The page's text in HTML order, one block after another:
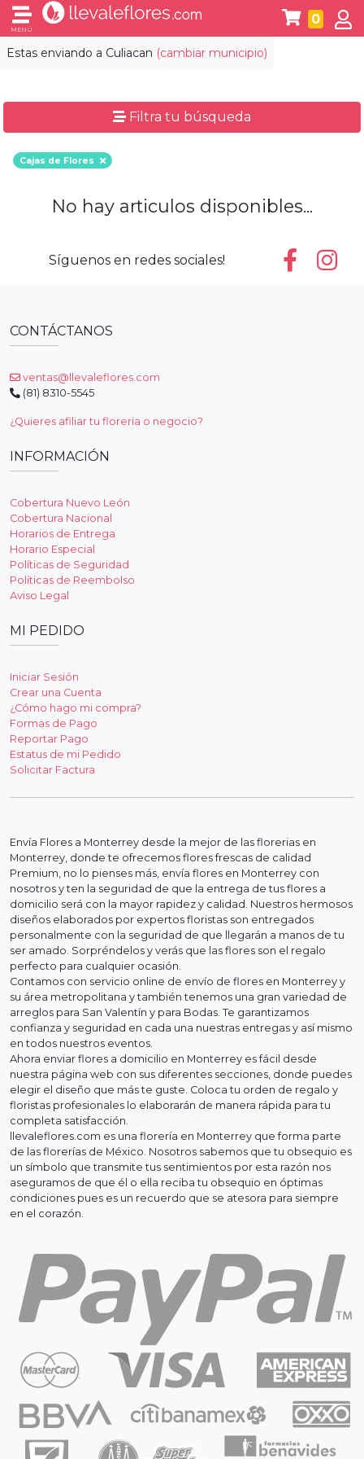
Estas enviando a Culiacan (cambiar municipio)
MENÚ
0
Filtra tu búsqueda
Cajas de Flores
No hay articulos disponibles...
Síguenos en redes sociales!
CONTÁCTANOS
ventas@llevaleflores.com
(81) 8310-5545
¿Quieres afiliar tu floreria o negocio?
INFORMACIÓN
Cobertura Nuevo León
Cobertura Nacional
Horarios de Entrega
Horario Especial
Políticas de Seguridad
Políticas de Reembolso
Aviso Legal
MI PEDIDO
Iniciar Sesión
Crear una Cuenta
¿Cómo hago mi compra?
Formas de Pago
Reportar Pago
Estatus de mi Pedido
Solicitar Factura
Envía Flores a Monterrey desde la mejor de las florerias en
Monterrey, donde te ofrecemos flores frescas de calidad
Premium, no lo pienses más, envía flores en Monterrey con
nosotros y ten la seguridad de que la entrega de tus flores a
domicilio será con la mayor rapidez y calidad. Nuestros hermosos
diseños elaborados por expertos floristas son entregados
personalmente con la seguridad de que llegarán a manos de tu
ser amado. Sorpréndelos y verás que las flores son el regalo
perfecto para cualquier ocasión.
Contamos con servicio online de envío de flores en Monterrey y
su área metropolitana y también tenemos una gran variedad de
arreglos para San Valentín y para Bodas. Te garantizamos
confianza y seguridad en cada una nuestras entregas y así mismo
en todos nuestros eventos.
Ahora enviar flores a domicilio en Monterrey es fácil desde
nuestra página web con sus diferentes secciones, donde puedes
elegir el diseño que más te guste. Coloca tu orden de regalo y
floristas profesionales lo elaborarán de manera rápida para tu
completa satisfacción.
llevaleflores.com es una florería en Monterrey que forma parte
de las florerías de México. Nosotros sabemos que tu obsequio es
un símbolo que transmite tus sentimientos por esta razón nos
aseguramos de que él o ella reciba tu obsequio en óptimas
condiciones pues es un recuerdo que se atesora para siempre
en el corazón.